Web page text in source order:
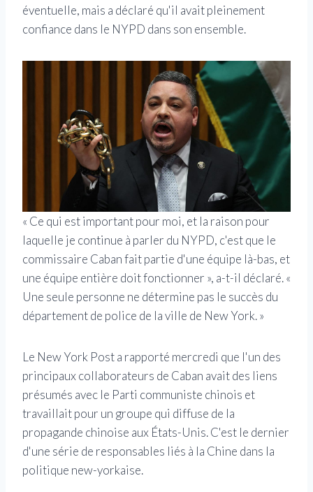
éventuelle, mais a déclaré qu'il avait pleinement
confiance dans le NYPD dans son ensemble.
« Ce qui est important pour moi, et la raison pour
laquelle je continue à parler du NYPD, c'est que le
commissaire Caban fait partie d'une équipe là-bas, et
une équipe entière doit fonctionner », a-t-il déclaré. «
Une seule personne ne détermine pas le succès du
département de police de la ville de New York. »
Le New York Post a rapporté mercredi que l'un des
principaux collaborateurs de Caban avait des liens
présumés avec le Parti communiste chinois et
travaillait pour un groupe qui diffuse de la
propagande chinoise aux États-Unis. C'est le dernier
d'une série de responsables liés à la Chine dans la
politique new-yorkaise.